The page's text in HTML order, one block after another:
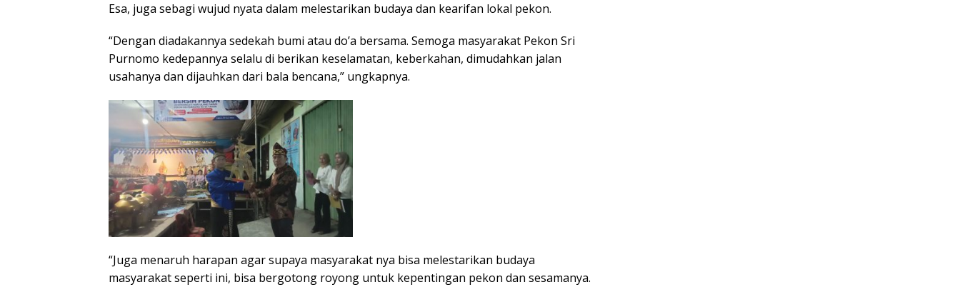
Esa, juga sebagi wujud nyata dalam melestarikan budaya dan kearifan lokal pekon.
“Dengan diadakannya sedekah bumi atau do’a bersama. Semoga masyarakat Pekon Sri
Purnomo kedepannya selalu di berikan keselamatan, keberkahan, dimudahkan jalan
usahanya dan dijauhkan dari bala bencana,” ungkapnya.
“Juga menaruh harapan agar supaya masyarakat nya bisa melestarikan budaya
masyarakat seperti ini, bisa bergotong royong untuk kepentingan pekon dan sesamanya.